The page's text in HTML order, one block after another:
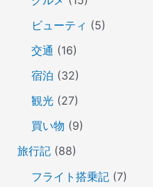
ビューティ (5)
交通 (16)
宿泊 (32)
観光(27)
買い物 (9)
旅行記(88)
フライト搭乗記(7)